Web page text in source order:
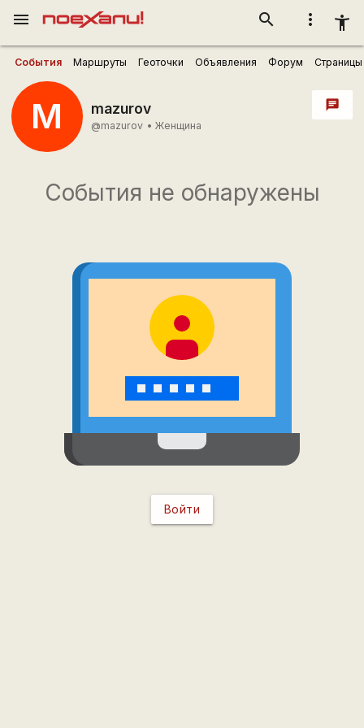
more_vert accessibility_new
search
menu
События Маршруты Геоточки Объявления Форум Страницы
M mazurov
@mazurov • Женщина
chat
События не обнаружены
Войти